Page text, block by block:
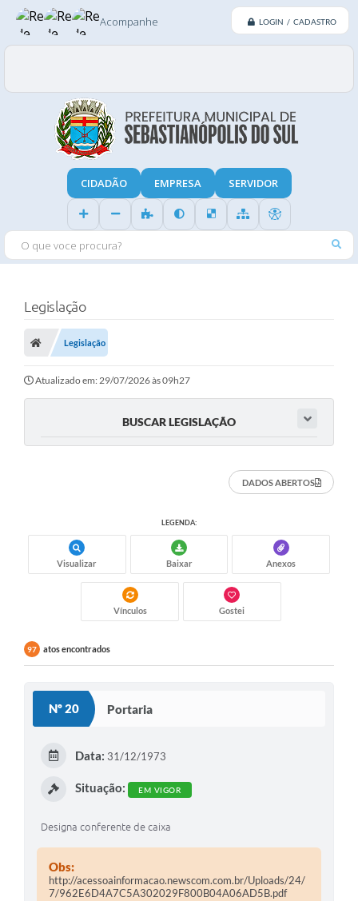
LOGIN / CADASTRO
O QUE VOCE PROCURA?
Acompanhe
CIDADÃO EMPRESA SERVIDOR
Legislação
Legislação
Atualizado em: 29/07/2026 às 09h27
BUSCAR LEGISLAÇÃO
DADOS ABERTOS
LEGENDA:
Visualizar Baixar Anexos
Vínculos Gostei
97 atos encontrados
Nº 20 Portaria
Data: 31/12/1973
Situação: EM VIGOR
Designa conferente de caixa
Obs:
http://acessoainformacao.newscom.com.br/Uploads/24/
7/962E6D4A7C5A302029F800B04A06AD5B.pdf